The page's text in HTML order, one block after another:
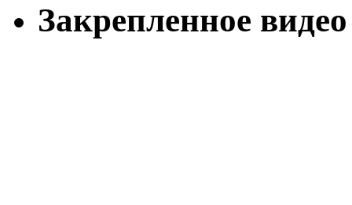
Закрепленное видео